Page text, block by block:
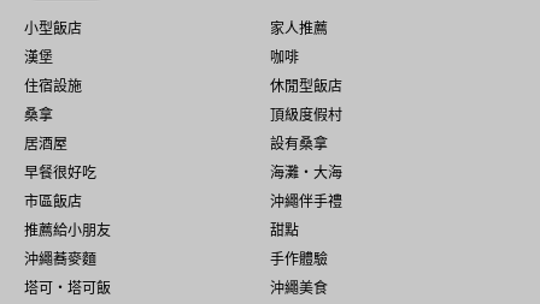
小型飯店
家人推薦
漢堡
咖啡
住宿設施
休閒型飯店
桑拿
頂級度假村
居酒屋
設有桑拿
早餐很好吃
海灘・大海
市區飯店
沖繩伴手禮
推薦給小朋友
甜點
沖繩蕎麥麵
手作體驗
塔可・塔可飯
沖繩美食